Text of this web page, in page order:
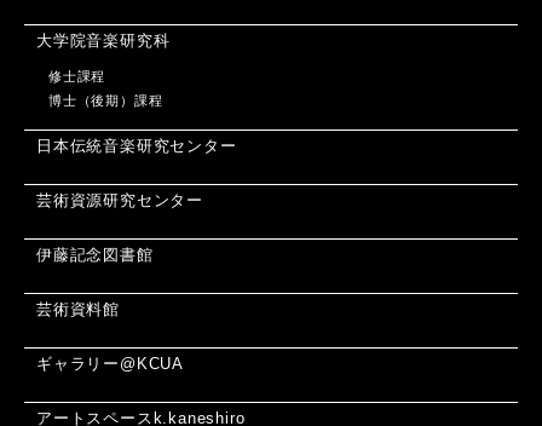
大学院音楽研究科
修士課程
博士（後期）課程
日本伝統音楽研究センター
芸術資源研究センター
伊藤記念図書館
芸術資料館
ギャラリー@KCUA
アートスペースk.kaneshiro